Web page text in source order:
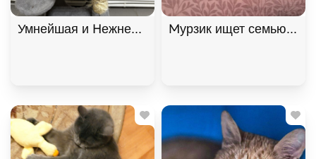
Умнейшая и Нежнейшая кошка Фелиция ищет
Мурзик ищет семью и